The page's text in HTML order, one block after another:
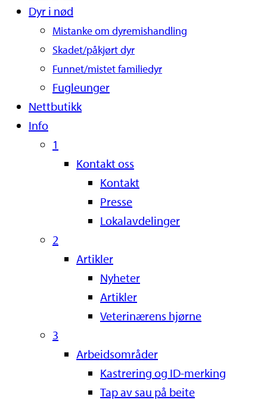
Dyr i nød
Mistanke om dyremishandling
Skadet/påkjørt dyr
Funnet/mistet familiedyr
Fugleunger
Nettbutikk
Info
1
Kontakt oss
Kontakt
Presse
Lokalavdelinger
2
Artikler
Nyheter
Artikler
Veterinærens hjørne
3
Arbeidsområder
Kastrering og ID-merking
Tap av sau på beite